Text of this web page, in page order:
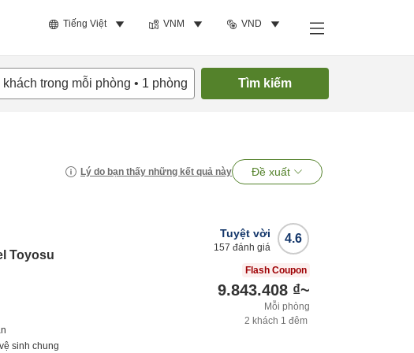
Tiếng Việt VNM VND
khách trong mỗi phòng • 1 phòng Tìm kiếm
Lý do bạn thấy những kết quả này Đề xuất
Toyosu
sinh chung
4.6
Tuyệt vời
157 đánh giá
Flash Coupon
9.843.408 ₫~
Mỗi phòng
2 khách 1 đêm